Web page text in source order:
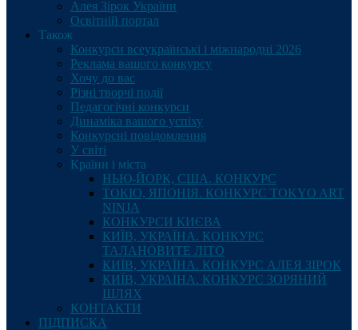
Алея Зірок України
Освітній портал
Також
Конкурси всеукраїнські і міжнародні 2026
Реклама вашого конкурсу
Хочу до вас
Різні творчі події
Педагогічні конкурси
Динаміка вашого успіху
Конкурсні повідомлення
У світі
Країни і міста
НЬЮ-ЙОРК, США. КОНКУРС
ТОКІО, ЯПОНІЯ. КОНКУРС TOKYO ART
NINJA
КОНКУРСИ КИЄВА
КИЇВ, УКРАЇНА. КОНКУРС
ТАЛАНОВИТЕ ЛІТО
КИЇВ, УКРАЇНА. КОНКУРС АЛЕЯ ЗІРОК
КИЇВ, УКРАЇНА. КОНКУРС ЗОРЯНИЙ
ШЛЯХ
КОНТАКТИ
ПІДПИСКА